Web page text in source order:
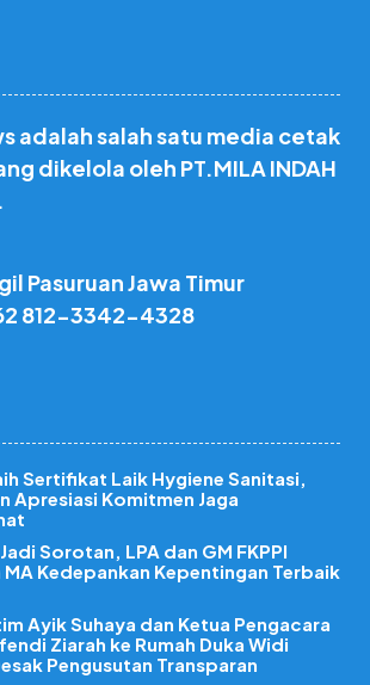
adalah salah satu media cetak
dikelola oleh PT.MILA INDAH
Pasuruan Jawa Timur
812-3342-4328
Sertifikat Laik Hygiene Sanitasi,
Apresiasi Komitmen Jaga
Sorotan, LPA dan GM FKPPI
MA Kedepankan Kepentingan Terbaik
Ayik Suhaya dan Ketua Pengacara
Ziarah ke Rumah Duka Widi
Pengusutan Transparan